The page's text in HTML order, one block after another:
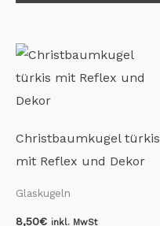
Christbaumkugel türkis
mit Reflex und Dekor
Glaskugeln
8,50€ inkl. MwSt